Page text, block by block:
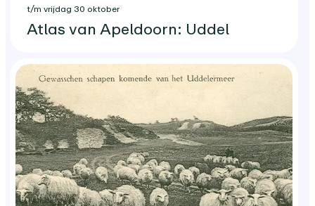
t/m vrijdag 30 oktober
Atlas van Apeldoorn: Uddel